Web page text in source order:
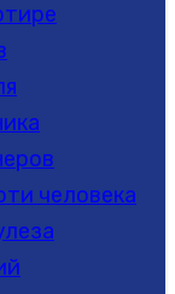
человека